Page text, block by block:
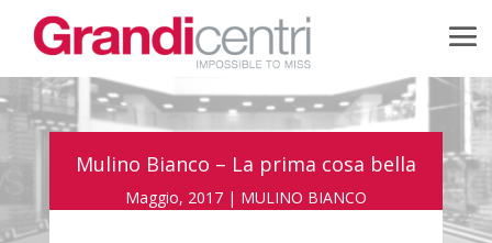
Mulino Bianco – La prima cosa bella
Maggio, 2017| MULINO BIANCO